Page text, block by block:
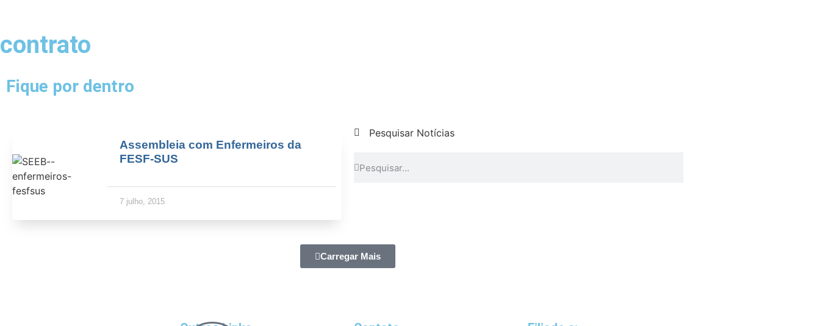
contrato
Fique por dentro
Assembleia com Enfermeiros da
FESF-SUS
7 julho, 2015
Pesquisar Notícias
Carregar Mais